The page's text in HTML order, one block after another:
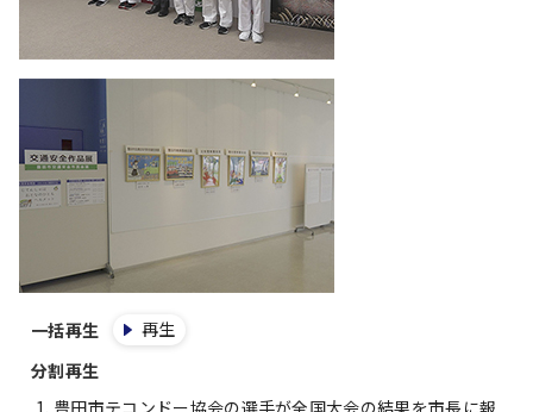
一括再生
再生
分割再生
豊田市テコンドー協会の選手が全国大会の結果を市長に報